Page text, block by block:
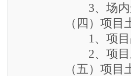
3、场内运输
（四）项目土
1、项目
2、项目土建
（五）项目土